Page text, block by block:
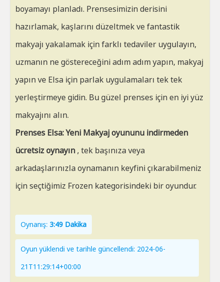
boyamayı planladı. Prensesimizin derisini
hazırlamak, kaşlarını düzeltmek ve fantastik
makyajı yakalamak için farklı tedaviler uygulayın,
uzmanın ne göstereceğini adım adım yapın, makyaj
yapın ve Elsa için parlak uygulamaları tek tek
yerleştirmeye gidin. Bu güzel prenses için en iyi yüz
makyajını alın.
Prenses Elsa: Yeni Makyaj oyununu indirmeden
ücretsiz oynayın , tek başınıza veya
arkadaşlarınızla oynamanın keyfini çıkarabilmeniz
için seçtiğimiz Frozen kategorisindeki bir oyundur.
Oynanış: 3:49 Dakika
Oyun yüklendi ve tarihle güncellendi: 2024-06-
21T11:29:14+00:00